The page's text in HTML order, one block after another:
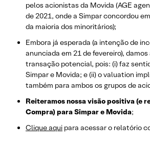
pelos acionistas da Movida (AGE
de 2021, onde a Simpar concordou
da maioria dos minoritários);
Embora já esperada (a intenção de
anunciada em 21 de fevereiro),
transação potencial, pois: (i) faz
Simpar e Movida; e (ii) o valuation
também para ambos os grupos de
Reiteramos nossa visão positiva (e
Compra) para Simpar e Movida;
Clique aqui para acessar o relatório